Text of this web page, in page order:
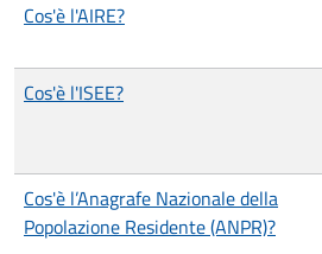
Cos'è l'AIRE?
Cos'è l'ISEE?
Cos'è l’Anagrafe Nazionale della
Popolazione Residente (ANPR)?